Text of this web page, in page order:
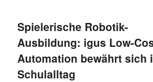
Spielerische Robotik-
Ausbildung: igus Low-
Automation bewährt sich
Schulalltag